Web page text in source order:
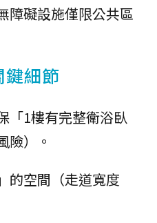
障礙設施僅限公共區
鍵細節
「1樓有完整衛浴臥
險）。
的空間（走道寬度